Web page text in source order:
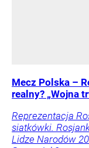
Mecz Polska –
realny? „Wojna
Reprezentacja
siatkówki.
Lidze Narodów